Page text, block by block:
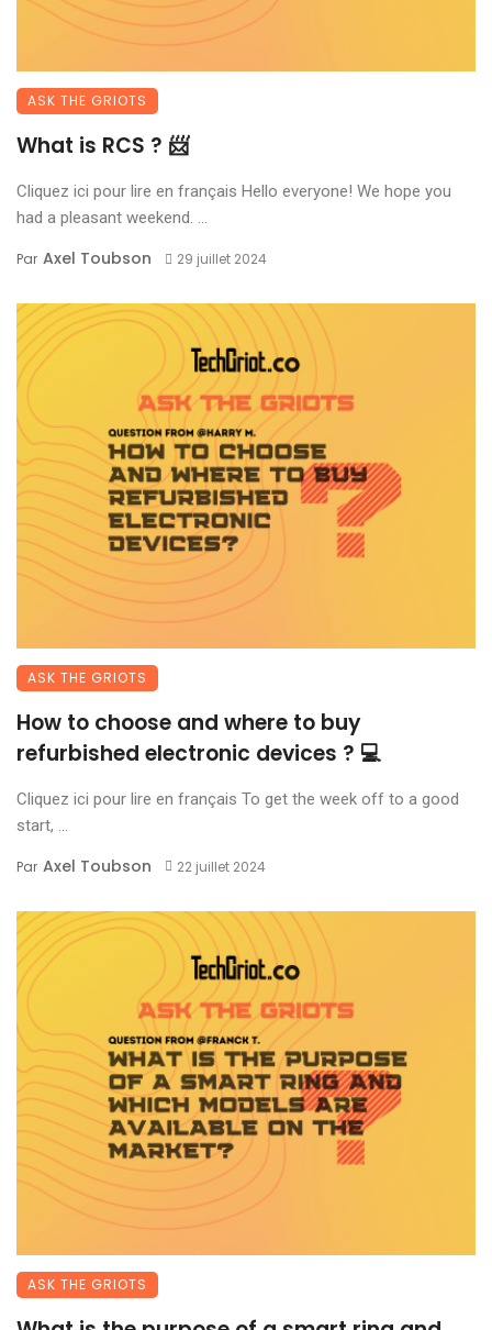
ASK THE GRIOTS
What is RCS ? 📨
Cliquez ici pour lire en français Hello everyone! We hope you
had a pleasant weekend. ...
Par Axel Toubson 29 juillet 2024
ASK THE GRIOTS
How to choose and where to buy
refurbished electronic devices ? 💻
Cliquez ici pour lire en français To get the week off to a good
start, ...
Par Axel Toubson 22 juillet 2024
ASK THE GRIOTS